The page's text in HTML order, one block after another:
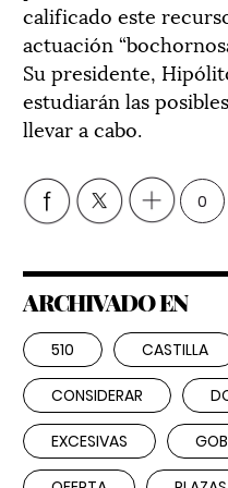
calificado este
actuación
Su presidente,
estudiarán las
llevar a cabo.
0
ARCHIVADO EN
510 CASTILLA
CONSIDERAR
EXCESIVAS